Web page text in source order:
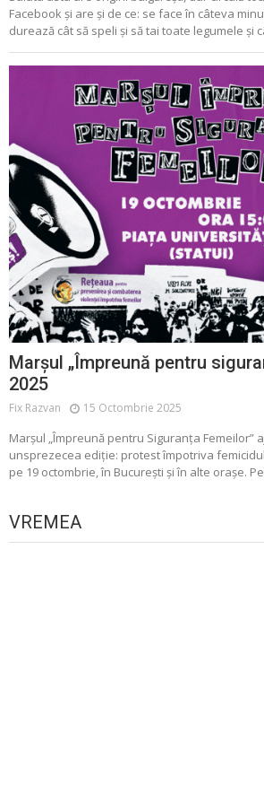
Facebook și are și de ce: se face în câteva
durează cât să speli și să tai toate legumele și
Marșul „Împreună pentru
2025
Fix Razvan 15 Octombrie 2025
Marșul „Împreună pentru Siguranța Femeilor”
unsprezecea ediție: protest împotriva
pe 19 octombrie, în București și în alte orașe. Pe
VREMEA